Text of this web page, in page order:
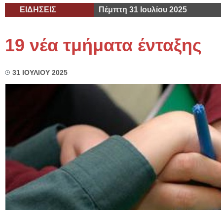
ΕΙΔΗΣΕΙΣ Πέμπτη 31 Ιουλίου 2025
19 νέα τμήματα ένταξης
31 ΙΟΥΛΙΟΥ 2025